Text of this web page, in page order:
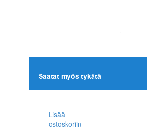
Saatat myös tykätä
Lisää
ostoskoriin